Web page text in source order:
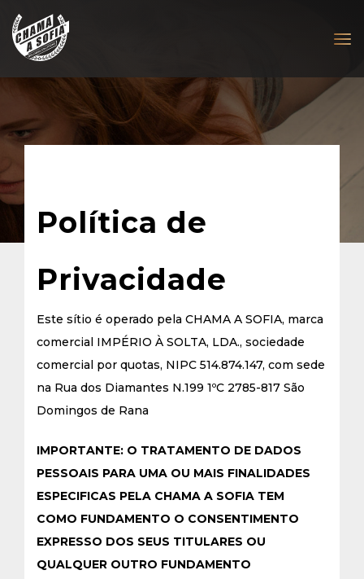
Política de
Privacidade
Este sítio é operado pela CHAMA A SOFIA, marca
comercial IMPÉRIO À SOLTA, LDA., sociedade
comercial por quotas, NIPC 514.874.147, com sede
na Rua dos Diamantes N.199 1ºC 2785-817 São
Domingos de Rana
IMPORTANTE: O TRATAMENTO DE DADOS
PESSOAIS PARA UMA OU MAIS FINALIDADES
ESPECIFICAS PELA CHAMA A SOFIA TEM
COMO FUNDAMENTO O CONSENTIMENTO
EXPRESSO DOS SEUS TITULARES OU
QUALQUER OUTRO FUNDAMENTO